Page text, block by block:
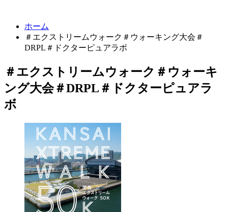
ホーム
＃エクストリームウォーク＃ウォーキング大会＃
DRPL＃ドクターピュアラボ
＃エクストリームウォーク＃ウォーキ
ング大会＃DRPL＃ドクターピュアラ
ボ